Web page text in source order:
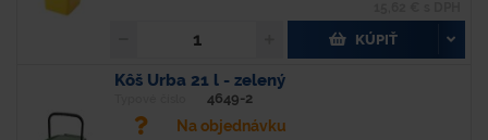
KÚPIŤ
Kôš Urba 21 l - zelený
4649-2
Na objednávku